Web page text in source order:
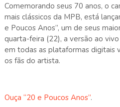
Comemorando seus 70 anos, o
mais clássicos da MPB, está
e Poucos Anos”, um de seus
quarta-feira (22), a versão ao
em todas as plataformas digitais
os fãs do artista.
Ouça “20 e Poucos Anos”.